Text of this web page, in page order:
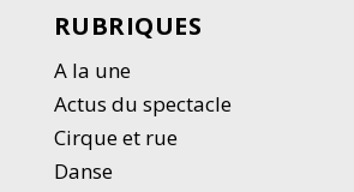
RUBRIQUES
A la une
Actus du spectacle
Cirque et rue
Danse